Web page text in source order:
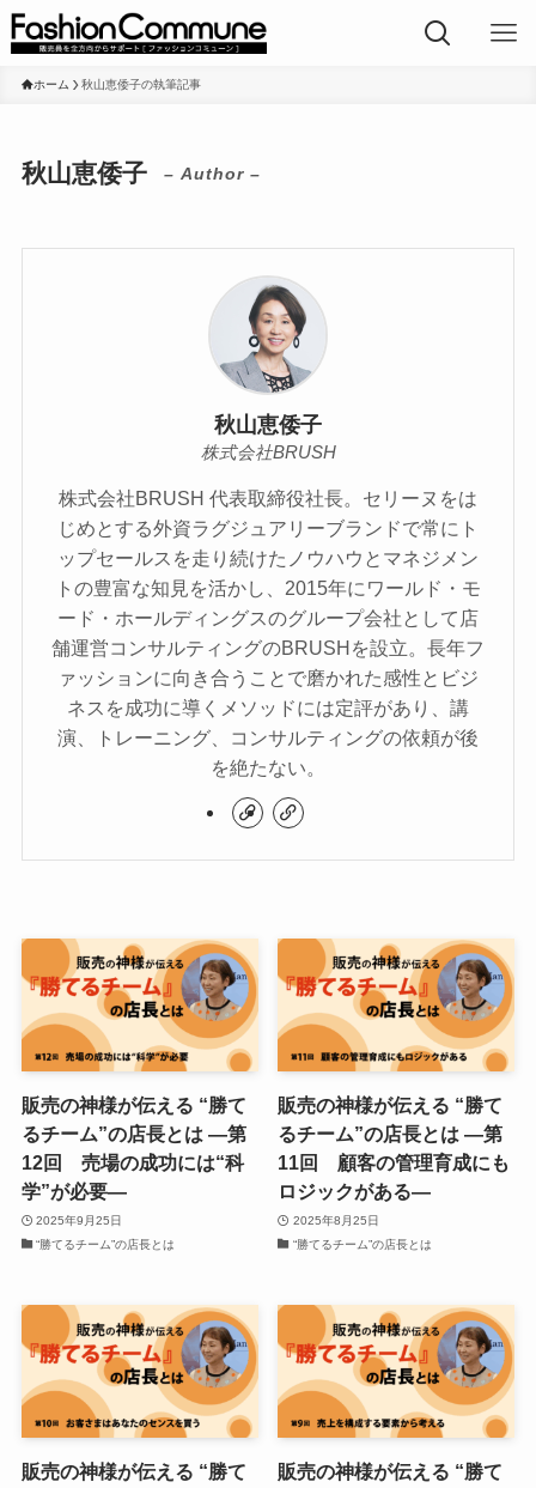
ホーム 秋山恵倭子の執筆記事
秋山恵倭子 – Author –
秋山恵倭子
株式会社BRUSH
株式会社BRUSH 代表取締役社長。セリーヌをは
じめとする外資ラグジュアリーブランドで常にト
ップセールスを走り続けたノウハウとマネジメン
トの豊富な知見を活かし、2015年にワールド・モ
ード・ホールディングスのグループ会社として店
舗運営コンサルティングのBRUSHを設立。長年フ
ァッションに向き合うことで磨かれた感性とビジ
ネスを成功に導くメソッドには定評があり、講
演、トレーニング、コンサルティングの依頼が後
を絶たない。
販売の神様が伝える “勝て
るチーム”の店長とは ―第
12回 売場の成功には“科
学”が必要―
2025年9月25日
“勝てるチーム”の店長とは
販売の神様が伝える “勝て
るチーム”の店長とは ―第
11回 顧客の管理育成にも
ロジックがある―
2025年8月25日
“勝てるチーム”の店長とは
販売の神様が伝える “勝て
販売の神様が伝える “勝て